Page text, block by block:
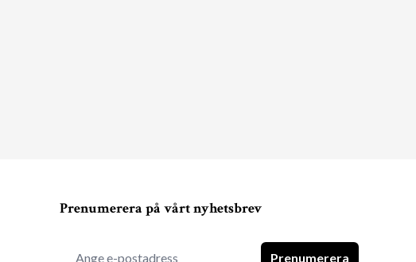
Prenumerera på vårt nyhetsbrev
Prenumerera